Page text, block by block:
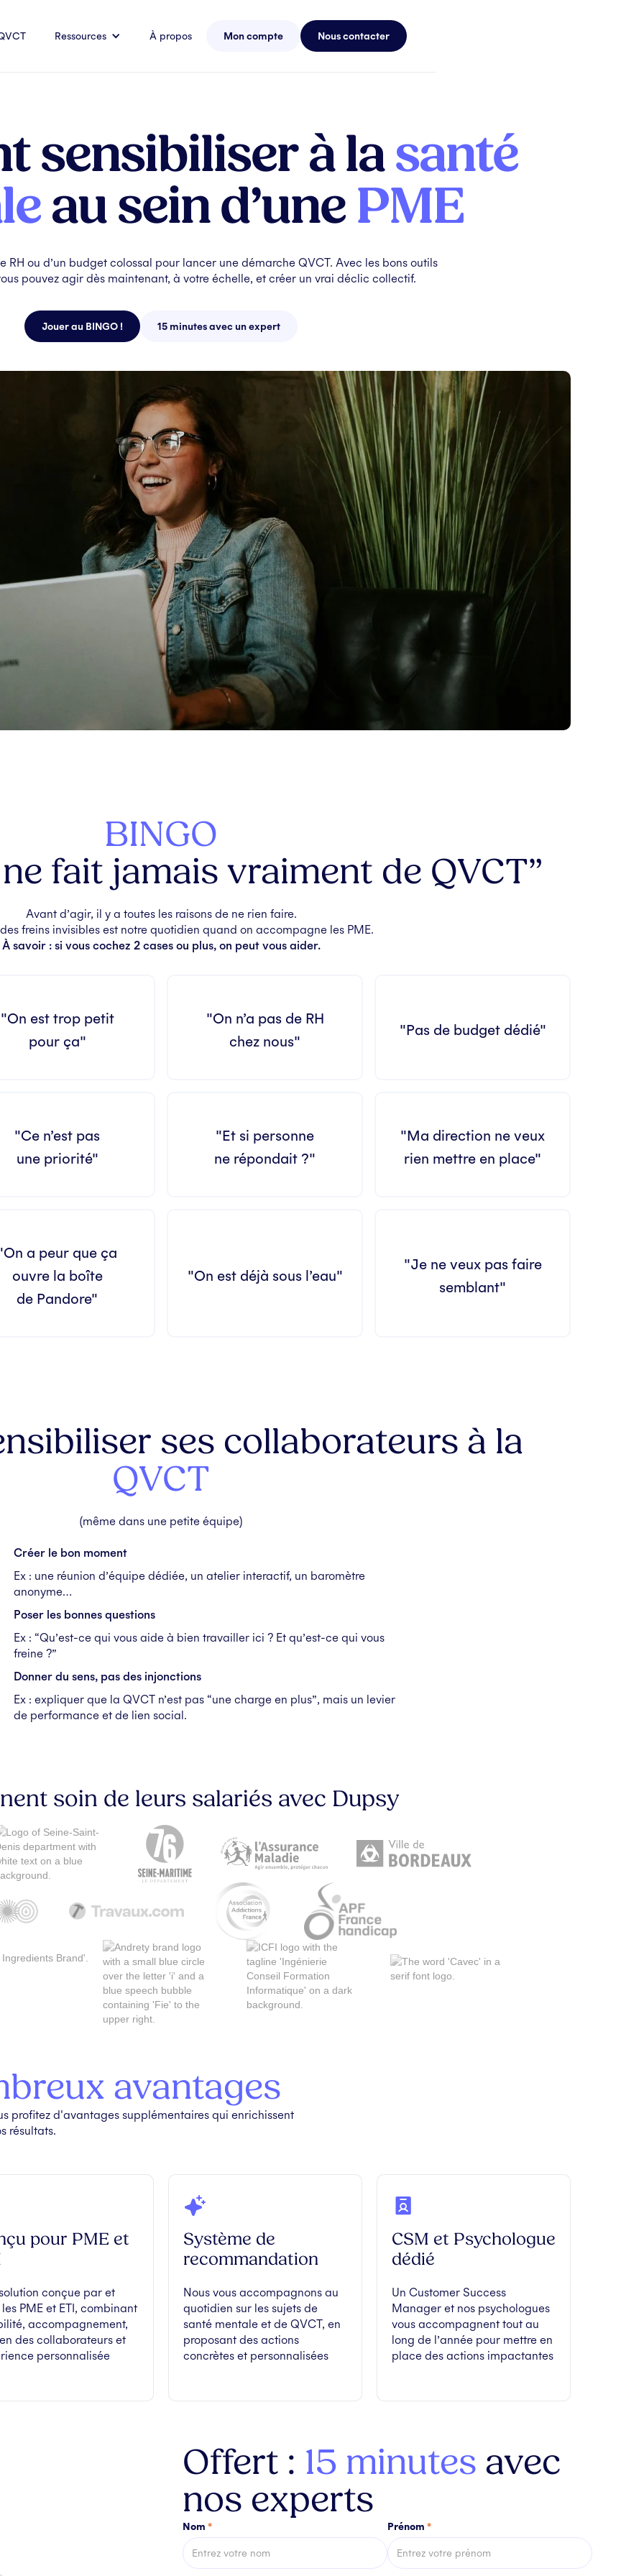
Ressources À propos Mon compte Nous contacter
sensibiliser à lasanté
au sein d’unePME
RH ou d’un budget colossal pour lancer une démarche QVCT. Avec les bons outils
pouvez agir dès maintenant, à votre échelle, et créer un vrai déclic collectif.
Jouer au BINGO ! 15 minutes avec un expert
BINGO
fait jamais vraiment de QVCT”
Avant d’agir, il y a toutes les raisons de ne rien faire.
freins invisibles est notre quotidien quand on accompagne les PME.
À savoir : si vous cochez 2 cases ou plus, on peut vous aider.
"On est trop petit
pour ça"
"On n’a pas de RH
chez nous"
"Pas de budget dédié"
"Ce n’est pas
une priorité"
"Et si personne
ne répondait ?"
"Ma direction ne veux
rien mettre en place"
a peur que ça
ouvre la boîte
de Pandore"
"On est déjà sous l’eau"
"Je ne veux pas faire
semblant"
ses collaborateurs à la
QVCT
(même dans une petite équipe)
Créer le bon moment
Ex : une réunion d’équipe dédiée, un atelier interactif, un baromètre
anonyme…
Poser les bonnes questions
Ex : “Qu’est-ce qui vous aide à bien travailler ici ? Et qu’est-ce qui vous
freine ?”
Donner du sens, pas des injonctions
Ex : expliquer que la QVCT n’est pas “une charge en plus”, mais un levier
de performance et de lien social.
soin de leurs salariés avec Dupsy
avantages
profitez d'avantages supplémentaires qui enrichissent
résultats.
pour PME et
conçue par et
PME et ETI, combinant
accompagnement,
des collaborateurs et
personnalisée
Système de
recommandation
Nous vous accompagnons au
quotidien sur les sujets de
santé mentale et de QVCT, en
proposant des actions
concrètes et personnalisées
CSM et Psychologue
dédié
Un Customer Success
Manager et nos psychologues
vous accompagnent tout au
long de l’année pour mettre en
place des actions impactantes
Offert : 15 minutes avec
nos experts
Nom * Prénom *